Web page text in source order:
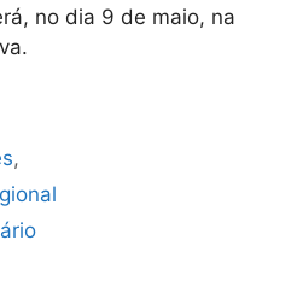
no dia 9 de maio, na
,